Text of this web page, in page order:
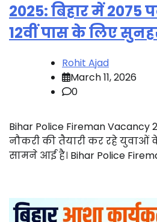
2025: बिहार में 2075
12वीं पास के लिए
Rohit Ajad
March 11, 2026
0
Bihar Police Fireman Vacancy
नौकरी की तैयारी कर रहे युवाओं
सामने आई है। Bihar Police